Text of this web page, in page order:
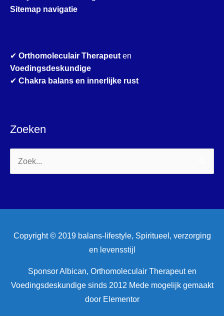
Sitemap navigatie
✔ Orthomoleculair Therapeuten
Voedingsdeskundige
✔ Chakra balans en innerlijke rust
Zoeken
Zoek
naar:
Copyright © 2019 balans-lifestyle, Spiritueel, verzorging
en levensstijl
Sponsor Albican, Orthomoleculair Therapeut en
Voedingsdeskundige sinds 2012 Mede mogelijk gemaakt
door Elementor